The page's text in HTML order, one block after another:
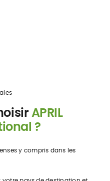
APRIL
?
y compris dans les